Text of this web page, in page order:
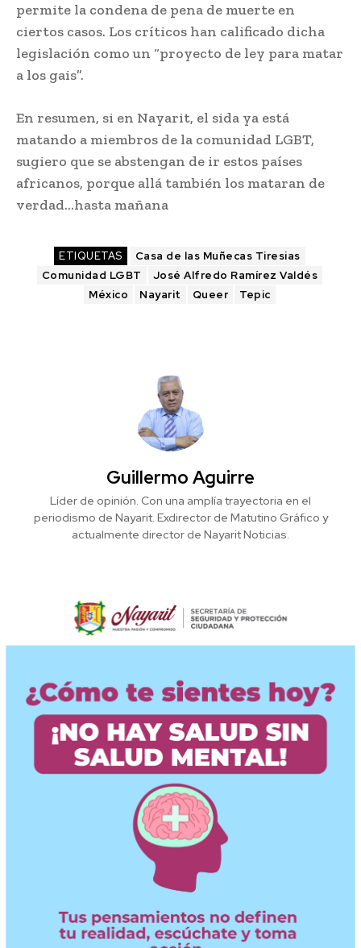
permite la condena de pena de muerte en
ciertos casos. Los críticos han calificado dicha
legislación como un “proyecto de ley para matar
a los gais”.
En resumen, si en Nayarit, el sida ya está
matando a miembros de la comunidad LGBT,
sugiero que se abstengan de ir estos países
africanos, porque allá también los mataran de
verdad…hasta mañana
ETIQUETAS
Casa de las Muñecas Tiresias
Comunidad LGBT
José Alfredo Ramírez Valdés
México
Nayarit Queer Tepic
Guillermo Aguirre
Líder de opinión. Con una amplía trayectoria en el
periodismo de Nayarit. Exdirector de Matutino Gráfico y
actualmente director de Nayarit Noticias.